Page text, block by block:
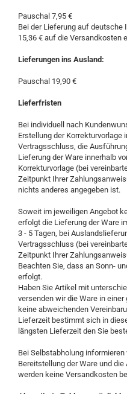
Pauschal 7,95 €
Bei der Lieferung auf deutsche
15,36 € auf die Versandkosten
Lieferungen ins Ausland:
Pauschal 19,90 €
Lieferfristen
Bei individuell nach
Erstellung der Korrekturvorlage
Vertragsschluss, die
Lieferung der Ware innerhalb
Korrekturvorlage (bei
Zeitpunkt Ihrer
nichts anderes angegeben ist.
Soweit im jeweiligen Angebot
erfolgt die Lieferung der Ware
3 - 5 Tagen, bei
Vertragsschluss (bei
Zeitpunkt Ihrer
Beachten Sie, dass an Sonn-
erfolgt.
Haben Sie Artikel mit
versenden wir die Ware in
keine abweichenden
Lieferzeit bestimmt sich in
längsten Lieferzeit den Sie
Bei Selbstabholung informieren
Bereitstellung der Ware und
werden keine Versandkosten